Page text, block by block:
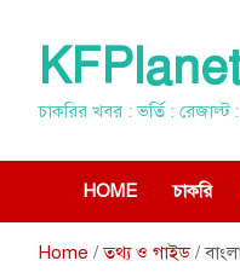
content
চাকরির খবর : ভর্তি : রেজাল্ট
HOME চাকরি
Home তথ্য ও গাইড